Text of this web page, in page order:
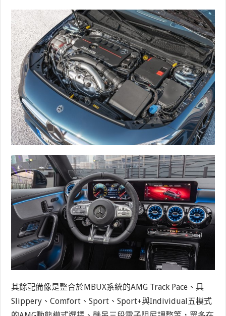
其餘配備像是整合於MBUX系統的AMG Track Pace、具
Slippery、Comfort、Sport、Sport+與Individual五模式